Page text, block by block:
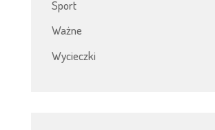
Sport
Ważne
Wycieczki